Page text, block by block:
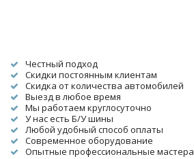
Честный подход
Скидки постоянным клиентам
Скидка от количества автомобилей
Выезд в любое время
Мы работаем круглосуточно
У нас есть Б/У шины
Любой удобный способ оплаты
Современное оборудование
Опытные профессиональные мастера